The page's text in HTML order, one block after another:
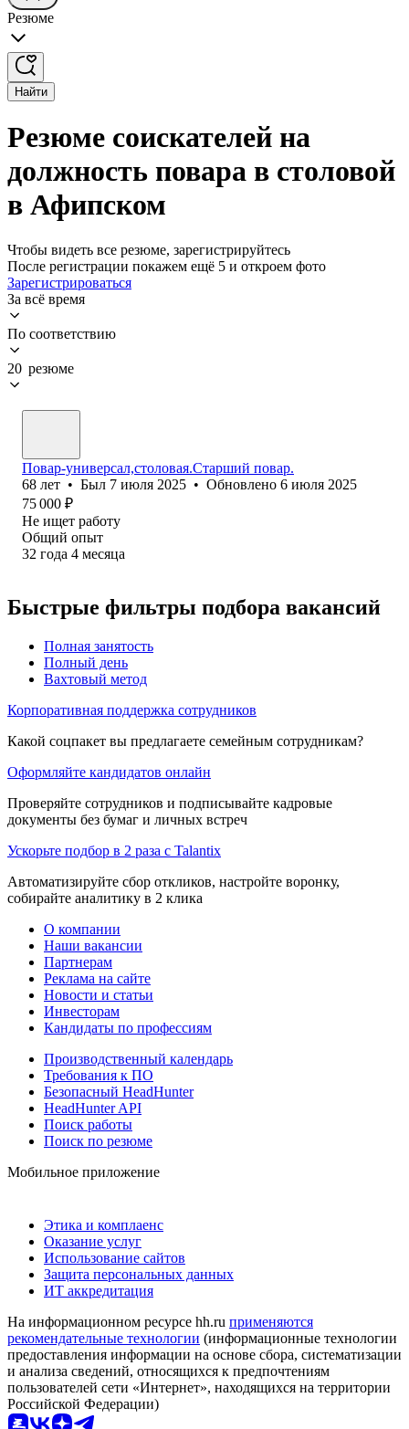
Резюме
Найти
Резюме соискателей на
должность повара в столовой
в Афипском
Чтобы видеть все резюме, зарегистрируйтесь
После регистрации покажем ещё 5 и откроем фото
Зарегистрироваться
За всё время
По соответствию
20 резюме
Повар-универсал,столовая.Старший повар.
68 лет • Был 7 июля 2025 • Обновлено 6 июля 2025
75 000 ₽
Не ищет работу
Общий опыт
32 года 4 месяца
Быстрые фильтры подбора вакансий
Полная занятость
Полный день
Вахтовый метод
Корпоративная поддержка сотрудников
Какой соцпакет вы предлагаете семейным сотрудникам?
Оформляйте кандидатов онлайн
Проверяйте сотрудников и подписывайте кадровые
документы без бумаг и личных встреч
Ускорьте подбор в 2 раза с Talantix
Автоматизируйте сбор откликов, настройте воронку,
собирайте аналитику в 2 клика
О компании
Наши вакансии
Партнерам
Реклама на сайте
Новости и статьи
Инвесторам
Кандидаты по профессиям
Производственный календарь
Требования к ПО
Безопасный HeadHunter
HeadHunter API
Поиск работы
Поиск по резюме
Мобильное приложение
Этика и комплаенс
Оказание услуг
Использование сайтов
Защита персональных данных
ИТ аккредитация
На информационном ресурсе hh.ru применяются
рекомендательные технологии (информационные технологии
предоставления информации на основе сбора, систематизации
и анализа сведений, относящихся к предпочтениям
пользователей сети «Интернет», находящихся на территории
Российской Федерации)